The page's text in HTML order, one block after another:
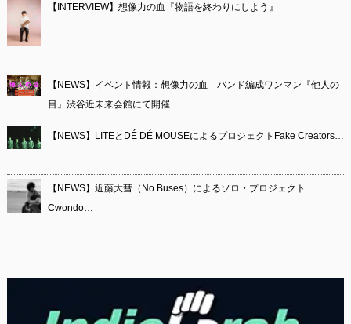
【INTERVIEW】想像力の血『物語を終わりにしよう』
【NEWS】イベント情報：想像力の血 バンド編成ワンマン『他人の
目』渋谷近未来会館にて開催
【NEWS】LITEとDÉ DÉ MOUSEによるプロジェクトFake Creators…
【NEWS】近藤大彗（No Buses）によるソロ・プロジェクト
Cwondo…